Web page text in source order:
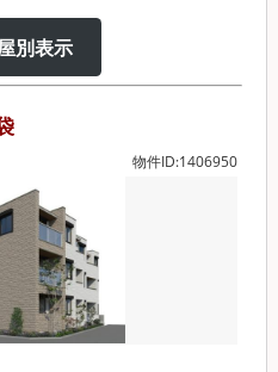
別表示
物件ID:1406950